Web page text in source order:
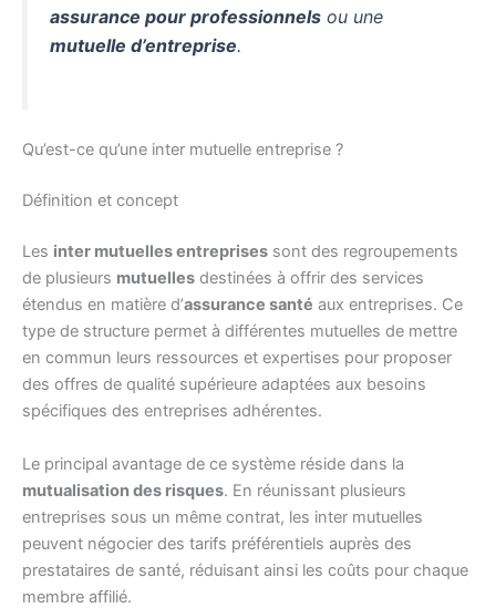
assurance pour professionnels ou une
mutuelle d’entreprise.
Qu’est-ce qu’une inter mutuelle entreprise ?
Définition et concept
Les inter mutuelles entreprises sont des regroupements
de plusieurs mutuelles destinées à offrir des services
étendus en matière d’assurance santé aux entreprises. Ce
type de structure permet à différentes mutuelles de mettre
en commun leurs ressources et expertises pour proposer
des offres de qualité supérieure adaptées aux besoins
spécifiques des entreprises adhérentes.
Le principal avantage de ce système réside dans la
mutualisation des risques. En réunissant plusieurs
entreprises sous un même contrat, les inter mutuelles
peuvent négocier des tarifs préférentiels auprès des
prestataires de santé, réduisant ainsi les coûts pour chaque
membre affilié.